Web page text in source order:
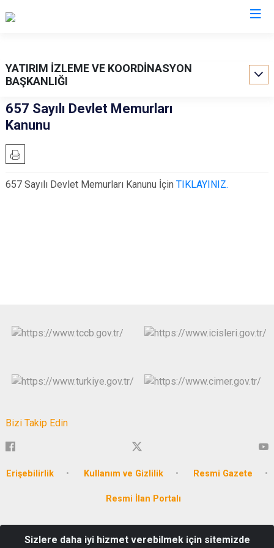
YATIRIM İZLEME VE KOORDİNASYON
BAŞKANLIĞI
657 Sayılı Devlet Memurları
Kanunu
657 Sayılı Devlet Memurları Kanunu İçin TIKLAYINIZ.
Bizi Takip Edin
Erişebilirlik Kullanım ve Gizlilik Resmi Gazete
Resmi İlan Portalı
Bulvarı No:662 P.K. : 33160 Yenişehir / MERSİN
Sizlere daha iyi hizmet verebilmek için sitemizde